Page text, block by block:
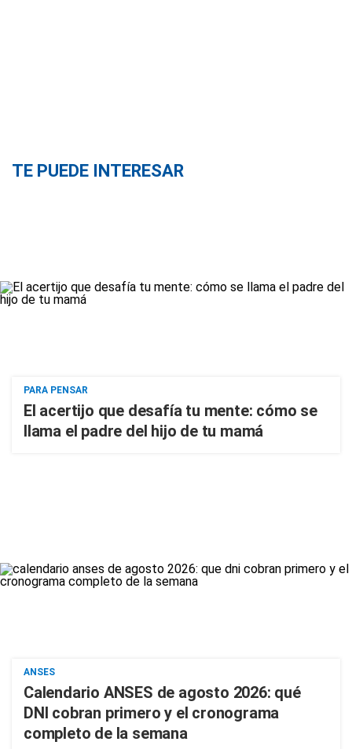
TE PUEDE INTERESAR
PARA PENSAR
El acertijo que desafía tu mente: cómo se
llama el padre del hijo de tu mamá
ANSES
Calendario ANSES de agosto 2026: qué
DNI cobran primero y el cronograma
completo de la semana